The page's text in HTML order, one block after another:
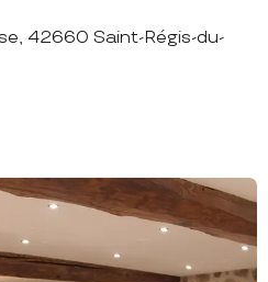
42660 Saint-Régis-du-